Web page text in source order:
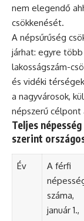
nem elegendő
csökkenését.
A népsűrűség
járhat: egyre
lakosságszám-
és vidéki
a nagyvárosok,
népszerű
Teljes
szerint
Év
A férfi
száma,
január 1.,